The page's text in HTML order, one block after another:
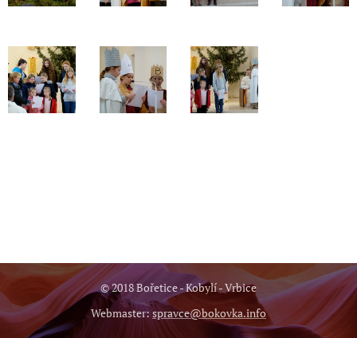
© 2018 Bořetice - Kobylí - Vrbice
Webmaster: spravce@bokovka.info